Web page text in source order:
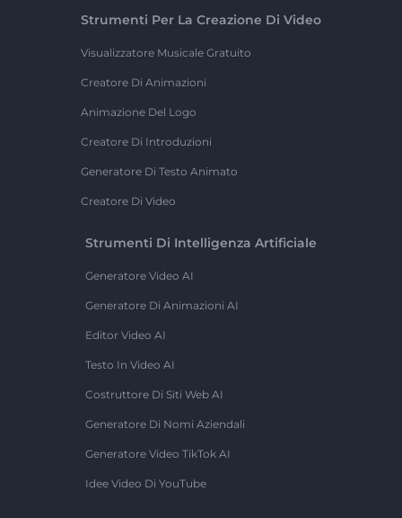
Strumenti Per La Creazione Di Video
Visualizzatore Musicale Gratuito
Creatore Di Animazioni
Animazione Del Logo
Creatore Di Introduzioni
Generatore Di Testo Animato
Creatore Di Video
Strumenti Di Intelligenza Artificiale
Generatore Video AI
Generatore Di Animazioni AI
Editor Video AI
Testo In Video AI
Costruttore Di Siti Web AI
Generatore Di Nomi Aziendali
Generatore Video TikTok AI
Idee Video Di YouTube